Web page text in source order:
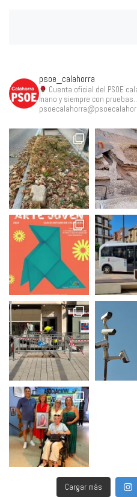
psoe_calahorra
Cuenta oficial del PSOE
mano y siempre con
Cargar más